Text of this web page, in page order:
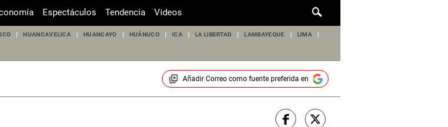
de
Espectáculos Tendencia Videos
HUANCAVELICA HUANCAYO HUÁNUCO ICA LA LIBERTAD LAMBAYEQUE LIMA
Añadir Correocomo fuente preferida en